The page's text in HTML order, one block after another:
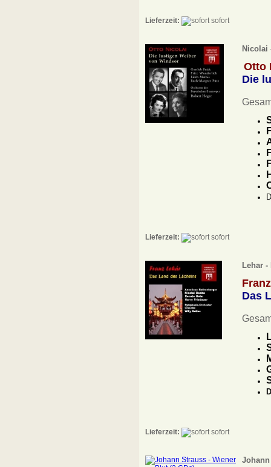
Lieferzeit: sofort
Nicolai
Otto
Die
Lieferzeit: sofort
Lehar
Das
Lieferzeit: sofort